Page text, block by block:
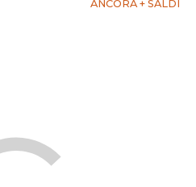
ANCORA + SALDI